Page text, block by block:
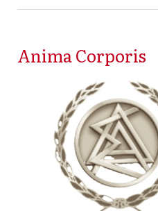
Anima Corporis